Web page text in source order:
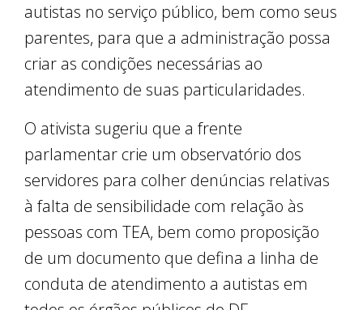
autistas no serviço público, bem como seus
parentes, para que a administração possa
criar as condições necessárias ao
atendimento de suas particularidades.
O ativista sugeriu que a frente
parlamentar crie um observatório dos
servidores para colher denúncias relativas
à falta de sensibilidade com relação às
pessoas com TEA, bem como proposição
de um documento que defina a linha de
conduta de atendimento a autistas em